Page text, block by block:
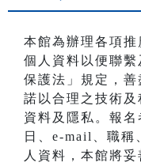
本館為辦理各項
個人資料以便聯
保護法」規定，
諾以合理之技術及
資料及隱私。報
日、e-mail、職稱
人資料，本館將